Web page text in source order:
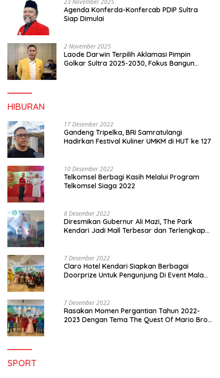
Agenda Konferda-Konfercab PDIP Sultra
Siap Dimulai
2 November 2025
Laode Darwin Terpilih Aklamasi Pimpin
Golkar Sultra 2025-2030, Fokus Bangun
HIBURAN
17 Desember 2022
Gandeng Tripelka, BRI Samratulangi
Hadirkan Festival Kuliner UMKM di HUT ke 127
10 Desember 2022
Telkomsel Berbagi Kasih Melalui Program
Telkomsel Siaga 2022
8 Desember 2022
Diresmikan Gubernur Ali Mazi, The Park
Kendari Jadi Mall Terbesar dan Terlengkap
7 Desember 2022
Claro Hotel Kendari Siapkan Berbagai
Doorprize Untuk Pengunjung Di Event Malam
7 Desember 2022
Rasakan Momen Pergantian Tahun 2022-
2023 Dengan Tema The Quest Of Mario Bros
SPORT